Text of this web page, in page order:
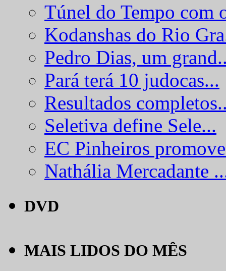
Túnel do Tempo com
Kodanshas do Rio
Pedro Dias, um
Pará terá 10 judocas...
Resultados
Seletiva define Sele...
EC Pinheiros
Nathália Mercadante
DVD
MAIS LIDOS DO MÊS